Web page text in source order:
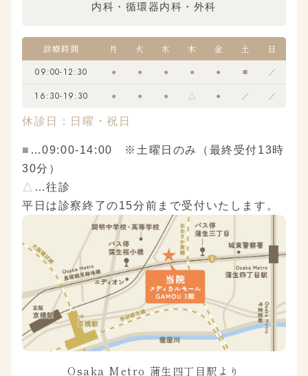
内科・循環器内科・外科
診療時間 月 火 水 木 金 土 日
09:00-12:30 ● ● ● ● ● ■ ／
16:30-19:30 ● ● ● △ ● ／ ／
休診日：日曜・祝日
■ …09:00-14:00 ※土曜日のみ（最終受付13時
30分）
△ …往診
平日は診察終了の15分前まで受付いたします。
Osaka Metro 蒲生四丁目駅より